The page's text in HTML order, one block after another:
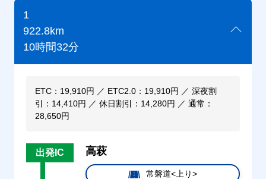
1
922.8km
10時間32分
ETC：19,910円 ／ ETC2.0：19,910円 ／ 深夜割
引：14,410円 ／ 休日割引：14,280円 ／ 通常：
28,650円
出発IC 高萩
常磐道<上り>